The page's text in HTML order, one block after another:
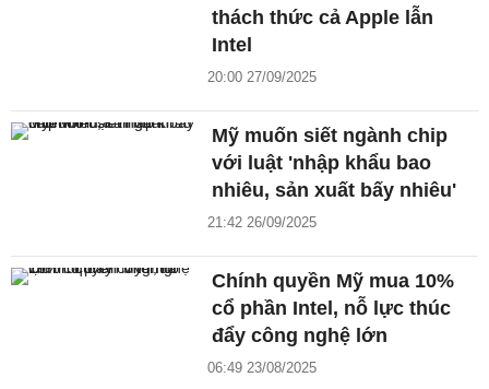
thách thức cả Apple lẫn
Intel
20:00 27/09/2025
Mỹ muốn siết ngành chip
với luật 'nhập khẩu bao
nhiêu, sản xuất bấy nhiêu'
21:42 26/09/2025
Chính quyền Mỹ mua 10%
cổ phần Intel, nỗ lực thúc
đẩy công nghệ lớn
06:49 23/08/2025